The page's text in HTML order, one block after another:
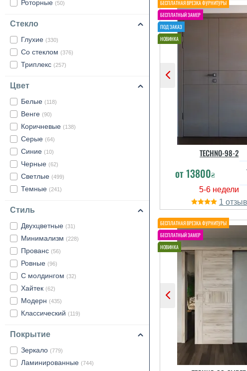
Роторные (50)
Стекло
Глухие (330)
Со стеклом (376)
Триплекс (257)
Цвет
Белые (118)
Венге (90)
Коричневые (138)
Серые (64)
Синие (10)
Черные (62)
Светлые (499)
Темные (241)
Стиль
Двухцветные (31)
Минимализм (228)
Прованс (56)
Ровные (96)
С молдингом (32)
Хайтек (62)
Модерн (435)
Классический (119)
Покрытие
Зеркало (779)
Ламинированные (744)
TECHNO-98-2
от13800₴
1